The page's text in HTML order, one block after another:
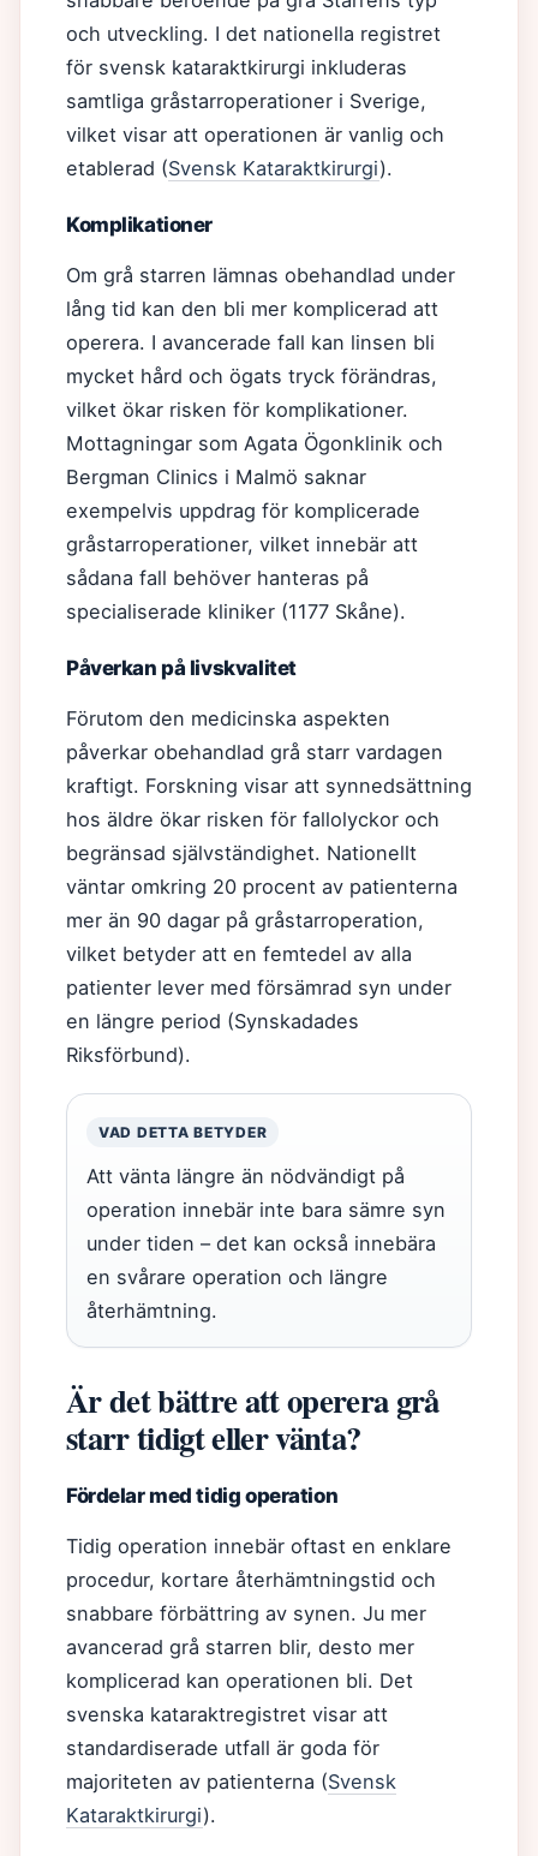
och utveckling. I det nationella registret
för svensk kataraktkirurgi inkluderas
samtliga gråstarroperationer i Sverige,
vilket visar att operationen är vanlig och
etablerad (Svensk Kataraktkirurgi).
Komplikationer
Om grå starren lämnas obehandlad under
lång tid kan den bli mer komplicerad att
operera. I avancerade fall kan linsen bli
mycket hård och ögats tryck förändras,
vilket ökar risken för komplikationer.
Mottagningar som Agata Ögonklinik och
Bergman Clinics i Malmö saknar
exempelvis uppdrag för komplicerade
gråstarroperationer, vilket innebär att
sådana fall behöver hanteras på
specialiserade kliniker (1177 Skåne).
Påverkan på livskvalitet
Förutom den medicinska aspekten
påverkar obehandlad grå starr vardagen
kraftigt. Forskning visar att synnedsättning
hos äldre ökar risken för fallolyckor och
begränsad självständighet. Nationellt
väntar omkring 20 procent av patienterna
mer än 90 dagar på gråstarroperation,
vilket betyder att en femtedel av alla
patienter lever med försämrad syn under
en längre period (Synskadades
Riksförbund).
VAD DETTA BETYDER
Att vänta längre än nödvändigt på
operation innebär inte bara sämre syn
under tiden – det kan också innebära
en svårare operation och längre
återhämtning.
Är det bättre att operera grå
starr tidigt eller vänta?
Fördelar med tidig operation
Tidig operation innebär oftast en enklare
procedur, kortare återhämtningstid och
snabbare förbättring av synen. Ju mer
avancerad grå starren blir, desto mer
komplicerad kan operationen bli. Det
svenska kataraktregistret visar att
standardiserade utfall är goda för
majoriteten av patienterna (Svensk
Kataraktkirurgi).